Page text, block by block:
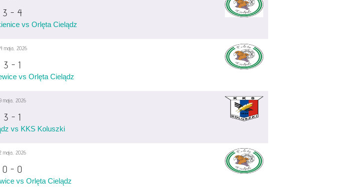
3 - 4
vs Orlęta Cielądz
maja, 2026
3 - 1
vs Orlęta Cielądz
maja, 2026
3 - 1
vs KKS Koluszki
maja, 2026
0 - 0
vs Orlęta Cielądz